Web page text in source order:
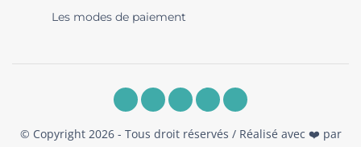
Les modes de paiement
© Copyright 2026 - Tous droit réservés / Réalisé avec ❤️ par